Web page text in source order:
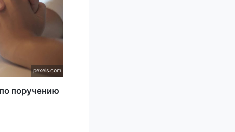
pexels.com
поручению